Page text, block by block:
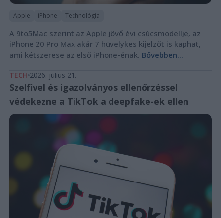
Apple iPhone Technológia
A 9to5Mac szerint az Apple jövő évi csúcsmodellje, az
iPhone 20 Pro Max akár 7 hüvelykes kijelzőt is kaphat,
ami kétszerese az első iPhone-énak. Bővebben...
TECH 2026. július 21.
Szelfivel és igazolványos ellenőrzéssel
védekezne a TikTok a deepfake-ek ellen